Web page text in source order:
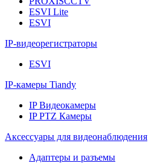
ESVI Lite
ESVI
IP-видеорегистраторы
ESVI
IP-камеры Tiandy
IP Видеокамеры
IP PTZ Камеры
Аксессуары для видеонаблюдения
Адаптеры и разъемы